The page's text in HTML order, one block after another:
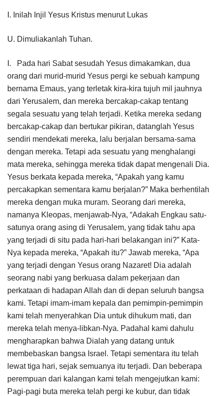
I. Inilah Injil Yesus Kristus menurut Lukas
U. Dimuliakanlah Tuhan.
I. Pada hari Sabat sesudah Yesus dimakamkan, dua
orang dari murid-murid Yesus pergi ke sebuah kampung
bernama Emaus, yang terletak kira-kira tujuh mil jauhnya
dari Yerusalem, dan mereka bercakap-cakap tentang
segala sesuatu yang telah terjadi. Ketika mereka sedang
bercakap-cakap dan bertukar pikiran, datanglah Yesus
sendiri mendekati mereka, lalu berjalan bersama-sama
dengan mereka. Tetapi ada sesuatu yang menghalangi
mata mereka, sehingga mereka tidak dapat mengenali Dia.
Yesus berkata kepada mereka, “Apakah yang kamu
percakapkan sementara kamu berjalan?” Maka berhentilah
mereka dengan muka muram. Seorang dari mereka,
namanya Kleopas, menjawab-Nya, “Adakah Engkau satu-
satunya orang asing di Yerusalem, yang tidak tahu apa
yang terjadi di situ pada hari-hari belakangan ini?” Kata-
Nya kepada mereka, “Apakah itu?” Jawab mereka, “Apa
yang terjadi dengan Yesus orang Nazaret! Dia adalah
seorang nabi yang berkuasa dalam pekerjaan dan
perkataan di hadapan Allah dan di depan seluruh bangsa
kami. Tetapi imam-imam kepala dan pemimpin-pemimpin
kami telah menyerahkan Dia untuk dihukum mati, dan
mereka telah menya-libkan-Nya. Padahal kami dahulu
mengharapkan bahwa Dialah yang datang untuk
membebaskan bangsa Israel. Tetapi sementara itu telah
lewat tiga hari, sejak semuanya itu terjadi. Dan beberapa
perempuan dari kalangan kami telah mengejutkan kami:
Pagi-pagi buta mereka telah pergi ke kubur, dan tidak